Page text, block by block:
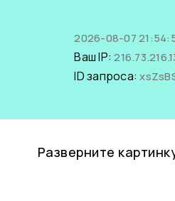
2026-08-07
Ваш IP:
ID запроса:
Разверните